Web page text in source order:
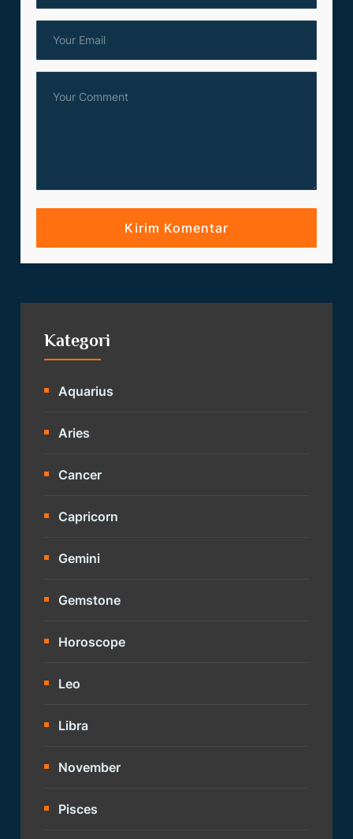
Kategori
Aquarius
Aries
Cancer
Capricorn
Gemini
Gemstone
Horoscope
Leo
Libra
November
Pisces